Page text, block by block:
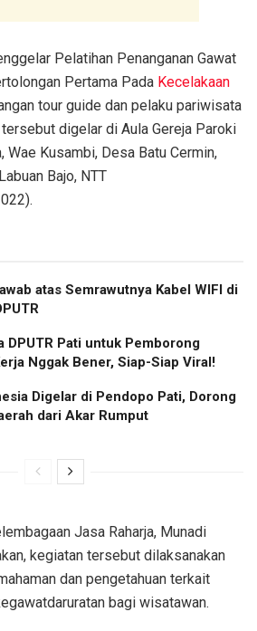
Pelatihan Penanganan Gawat
Pertama Pada Kecelakaan
tour guide dan pelaku pariwisata
digelar di Aula Gereja Paroki
Wae Kusambi, Desa Batu Cermin,
Bajo, NTT
atas Semrawutnya Kabel WIFI di
DPUTR Pati untuk Pemborong
Nggak Bener, Siap-Siap Viral!
Digelar di Pendopo Pati, Dorong
dari Akar Rumput
Jasa Raharja, Munadi
kegiatan tersebut dilaksanakan
dan pengetahuan terkait
bagi wisatawan.